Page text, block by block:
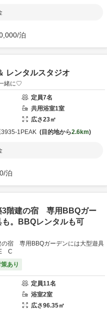
/泊
レンタルスタジオ
緒に♡
定員7名
共用浴室1室
広さ23㎡
3935-1 PEAK 目的地から2.6km
/泊
3階建の宿 専用BBQガー
も。BBQレンタルも可
の宿 専用BBQガーデンには大型遊具
C
あり
定員11名
浴室2室
広さ96.35㎡